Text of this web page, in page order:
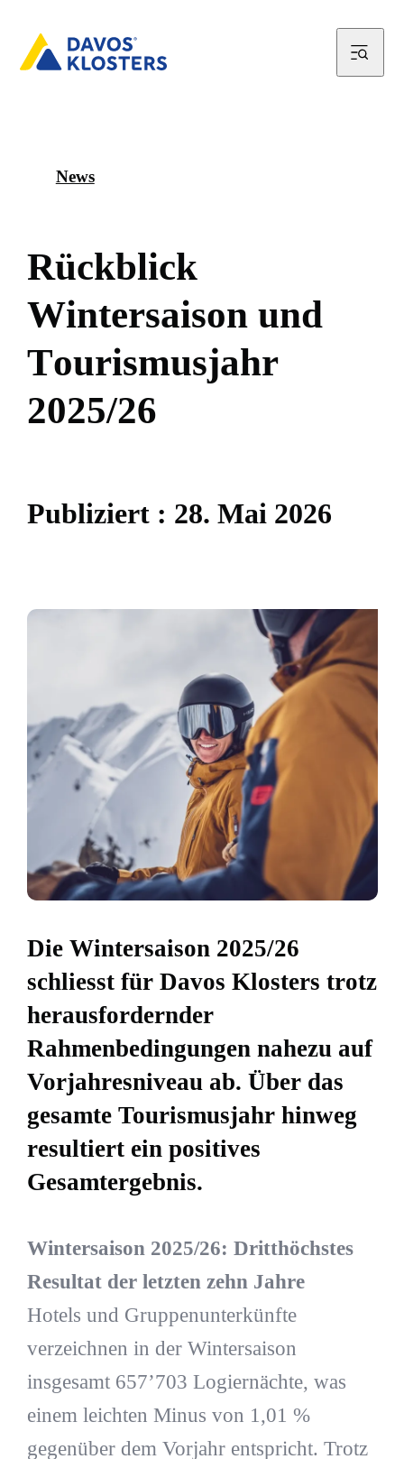
News
Rückblick
Wintersaison und
Tourismusjahr
2025/26
Publiziert : 28. Mai 2026
Die Wintersaison 2025/26
schliesst für Davos Klosters trotz
herausfordernder
Rahmenbedingungen nahezu auf
Vorjahresniveau ab. Über das
gesamte Tourismusjahr hinweg
resultiert ein positives
Gesamtergebnis.
Wintersaison 2025/26: Dritthöchstes
Resultat der letzten zehn Jahre
Hotels und Gruppenunterkünfte
verzeichnen in der Wintersaison
insgesamt 657’703 Logiernächte, was
einem leichten Minus von 1,01 %
gegenüber dem Vorjahr entspricht. Trotz